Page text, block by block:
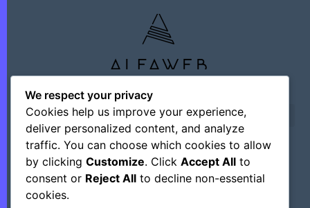
©+2026 Outsourcing Network Intelligence
We respect your privacy
Cookies help us improve your experience,
deliver personalized content, and analyze
traffic. You can choose which cookies to allow
by clicking Customize. Click Accept All to
consent or Reject All to decline non-essential
cookies.